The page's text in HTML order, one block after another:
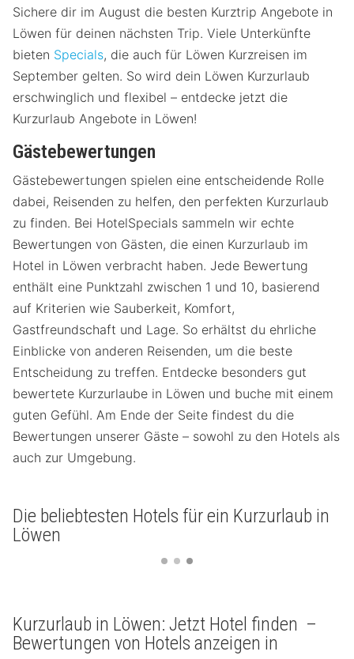
Sichere dir im August die besten Kurztrip Angebote in
Löwen für deinen nächsten Trip. Viele Unterkünfte
bieten Specials, die auch für Löwen Kurzreisen im
September gelten. So wird dein Löwen Kurzurlaub
erschwinglich und flexibel – entdecke jetzt die
Kurzurlaub Angebote in Löwen!
Gästebewertungen
Gästebewertungen spielen eine entscheidende Rolle
dabei, Reisenden zu helfen, den perfekten Kurzurlaub
zu finden. Bei HotelSpecials sammeln wir echte
Bewertungen von Gästen, die einen Kurzurlaub im
Hotel in Löwen verbracht haben. Jede Bewertung
enthält eine Punktzahl zwischen 1 und 10, basierend
auf Kriterien wie Sauberkeit, Komfort,
Gastfreundschaft und Lage. So erhältst du ehrliche
Einblicke von anderen Reisenden, um die beste
Entscheidung zu treffen. Entdecke besonders gut
bewertete Kurzurlaube in Löwen und buche mit einem
guten Gefühl. Am Ende der Seite findest du die
Bewertungen unserer Gäste – sowohl zu den Hotels als
auch zur Umgebung.
Die beliebtesten Hotels für ein Kurzurlaub in
Löwen
Kurzurlaub in Löwen: Jetzt Hotel finden –
Bewertungen von Hotels anzeigen in